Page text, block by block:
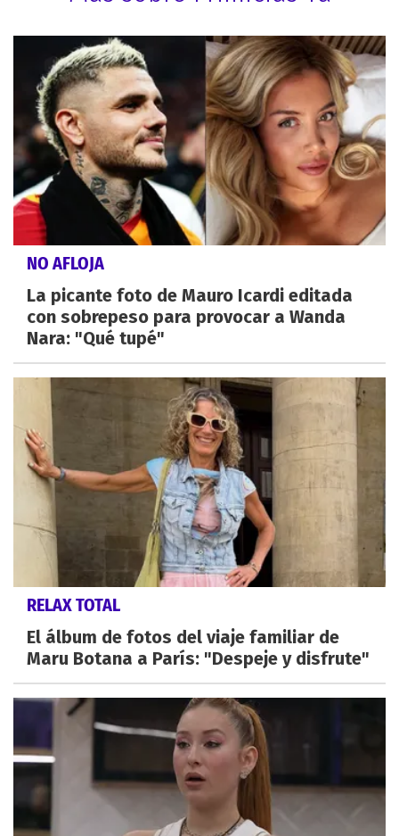
NO AFLOJA
La picante foto de Mauro Icardi editada
con sobrepeso para provocar a Wanda
Nara: "Qué tupé"
RELAX TOTAL
El álbum de fotos del viaje familiar de
Maru Botana a París: "Despeje y disfrute"